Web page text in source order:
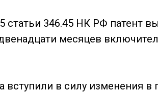
статьи 346.45 НК РФ патент
месяцев
вступили в силу изменения в